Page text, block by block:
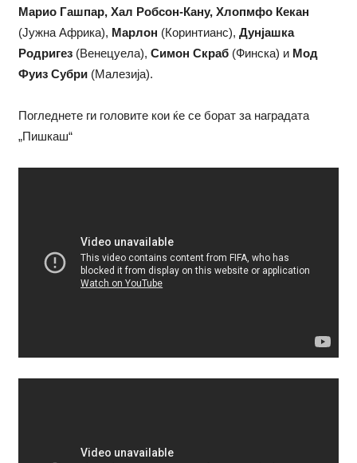
Марио Гашпар, Хал Робсон-Кану, Хлопмфо Кекан
(Јужна Африка), Марлон (Коринтианс), Дунјашка
Родригез(Венецуела), Симон Скраб(Финска) и Мод
Фуиз Субри(Малезија).
Погледнете ги головите кои ќе се борат за наградата
„Пишкаш“